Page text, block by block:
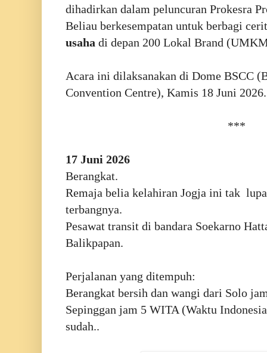
dihadirkan dalam peluncuran Prokesra
Beliau berkesempatan untuk berbagi
usaha di depan 200 Lokal Brand
Acara ini dilaksanakan di Dome BSCC
Convention Centre), Kamis 18 Juni 2026.
***
17 Juni 2026
Berangkat.
Remaja belia kelahiran Jogja ini tak
terbangnya.
Pesawat transit di bandara Soekarno
Balikpapan.
Perjalanan yang ditempuh:
Berangkat bersih dan wangi dari Solo
Sepinggan jam 5 WITA (Waktu
sudah..